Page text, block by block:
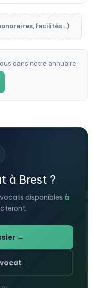
facilités...)
dans notre annuaire
à Brest ?
disponibles à
→